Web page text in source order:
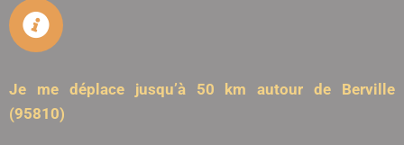
Je me déplace jusqu’à 50 km autour de Berville
(95810)